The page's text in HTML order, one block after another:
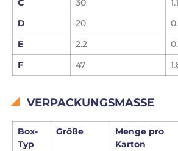
C
30
D
20
E
2.2
F
47
VERPACKUNGSMASSE
Box-
Typ
Größe
Menge pro
Karton